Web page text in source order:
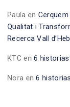
Paula en
Qualitat i
Recerca Vall
KTC en6
Nora en6